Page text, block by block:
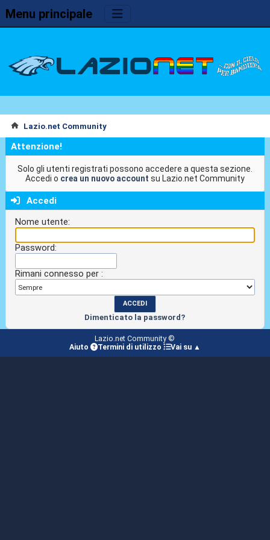
Menu principale
Lazio.net Community
Attenzione!
Solo gli utenti registrati possono accedere a questa sezione.
Accedi o crea un nuovo account su Lazio.net Community
Accedi
Nome utente:
Password:
Rimani connesso per :
Dimenticato la password?
Lazio.net Community ©
Aiuto
Termini di utilizzo Vai su ▲